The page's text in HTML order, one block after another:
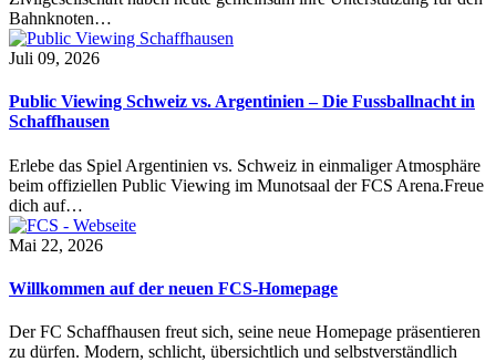
Bahnknoten…
Juli 09, 2026
Public Viewing Schweiz vs. Argentinien – Die Fussballnacht in
Schaffhausen
Erlebe das Spiel Argentinien vs. Schweiz in einmaliger Atmosphäre
beim offiziellen Public Viewing im Munotsaal der FCS Arena.Freue
dich auf…
Mai 22, 2026
Willkommen auf der neuen FCS-Homepage
Der FC Schaffhausen freut sich, seine neue Homepage präsentieren
zu dürfen. Modern, schlicht, übersichtlich und selbstverständlich